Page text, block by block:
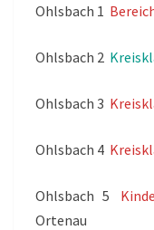
Ohlsbach 1
Ohlsbach 2
Ohlsbach 3
Ohlsbach 4
Ohlsbach 5
Ortenau